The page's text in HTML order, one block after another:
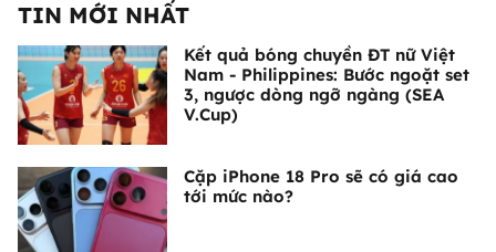
TIN MỚI NHẤT
Kết quả bóng chuyền ĐT nữ Việt
Nam - Philippines: Bước ngoặt set
3, ngược dòng ngỡ ngàng (SEA
V.Cup)
Cặp iPhone 18 Pro sẽ có giá cao
tới mức nào?